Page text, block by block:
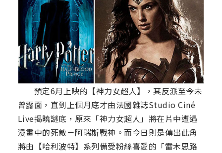
預定6月上映的【神力女超人】，其反派至今未
曾露面，直到上個月底才由法國雜誌Studio Ciné
Live揭曉謎底，原來「神力女超人」將在片中遭遇
漫畫中的死敵－阿瑞斯戰神。而今日則是傳出此角
將由【哈利波特】系列備受粉絲喜愛的「雷木思路